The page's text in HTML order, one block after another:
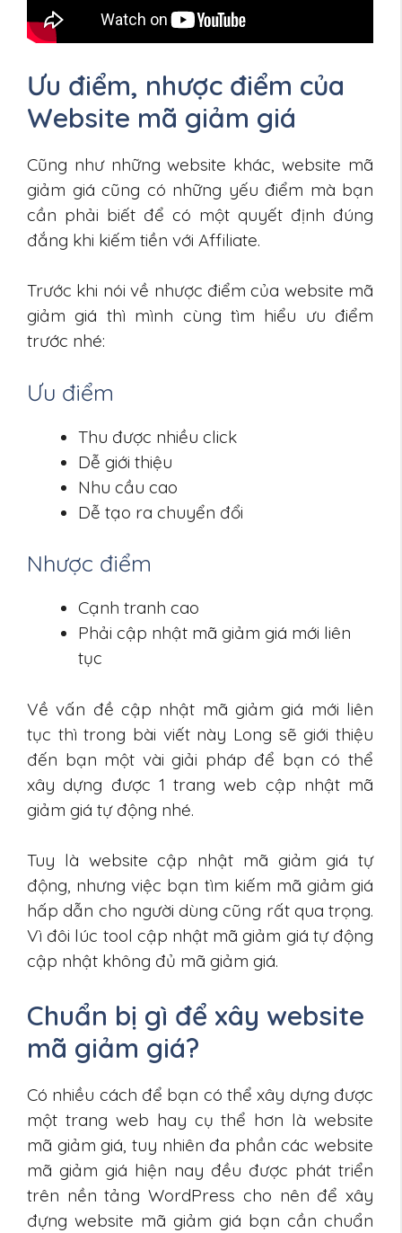
Ưu điểm, nhược điểm của
Website mã giảm giá
Cũng như những website khác, website mã
giảm giá cũng có những yếu điểm mà bạn
cần phải biết để có một quyết định đúng
đắng khi kiếm tiền với Affiliate.
Trước khi nói về nhược điểm của website mã
giảm giá thì mình cùng tìm hiểu ưu điểm
trước nhé:
Ưu điểm
Thu được nhiều click
Dễ giới thiệu
Nhu cầu cao
Dễ tạo ra chuyển đổi
Nhược điểm
Cạnh tranh cao
Phải cập nhật mã giảm giá mới liên
tục
Về vấn đề cập nhật mã giảm giá mới liên
tục thì trong bài viết này Long sẽ giới thiệu
đến bạn một vài giải pháp để bạn có thể
xây dựng được 1 trang web cập nhật mã
giảm giá tự động nhé.
Tuy là website cập nhật mã giảm giá tự
động, nhưng việc bạn tìm kiếm mã giảm giá
hấp dẫn cho người dùng cũng rất qua trọng.
Vì đôi lúc tool cập nhật mã giảm giá tự động
cập nhật không đủ mã giảm giá.
Chuẩn bị gì để xây website
mã giảm giá?
Có nhiều cách để bạn có thể xây dựng được
một trang web hay cụ thể hơn là website
mã giảm giá, tuy nhiên đa phần các website
mã giảm giá hiện nay đều được phát triển
trên nền tảng WordPress cho nên để xây
đựng website mã giảm giá bạn cần chuẩn